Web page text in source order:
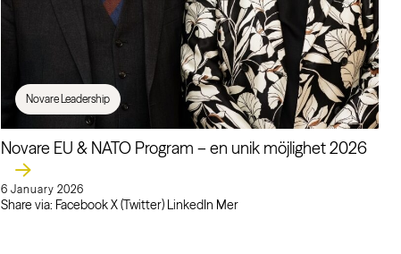
Novare Leadership
Novare EU & NATO Program – en unik möjlighet 2026
6 January 2026
Share via: Facebook X (Twitter) LinkedIn Mer